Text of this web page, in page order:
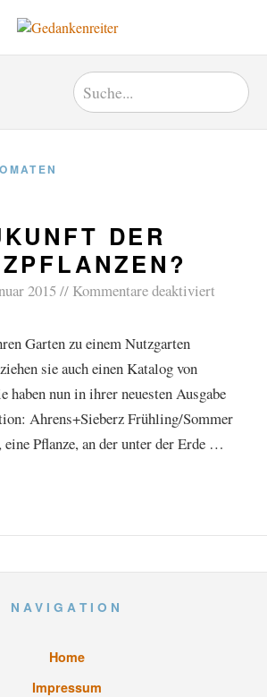
DER
2015 Kommentare deaktiviert
Garten zu einem Nutzgarten
sie auch einen Katalog von
haben nun in ihrer neuesten Ausgabe
Ahrens+Sieberz Frühling/Sommer
eine Pflanze, an der unter der Erde …
NAVIGATION
Home
Impressum